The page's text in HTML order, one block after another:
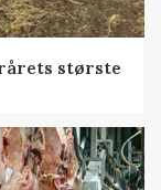
største